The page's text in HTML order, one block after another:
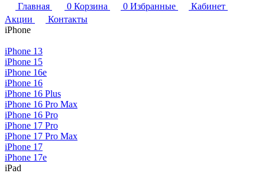
Главная
0 Корзина 0 Избранные
Кабинет
Акции
Контакты
iPhone
iPhone 13
iPhone 15
iPhone 16e
iPhone 16
iPhone 16 Plus
iPhone 16 Pro Max
iPhone 16 Pro
iPhone 17 Pro
iPhone 17 Pro Max
iPhone 17
iPhone 17e
iPad